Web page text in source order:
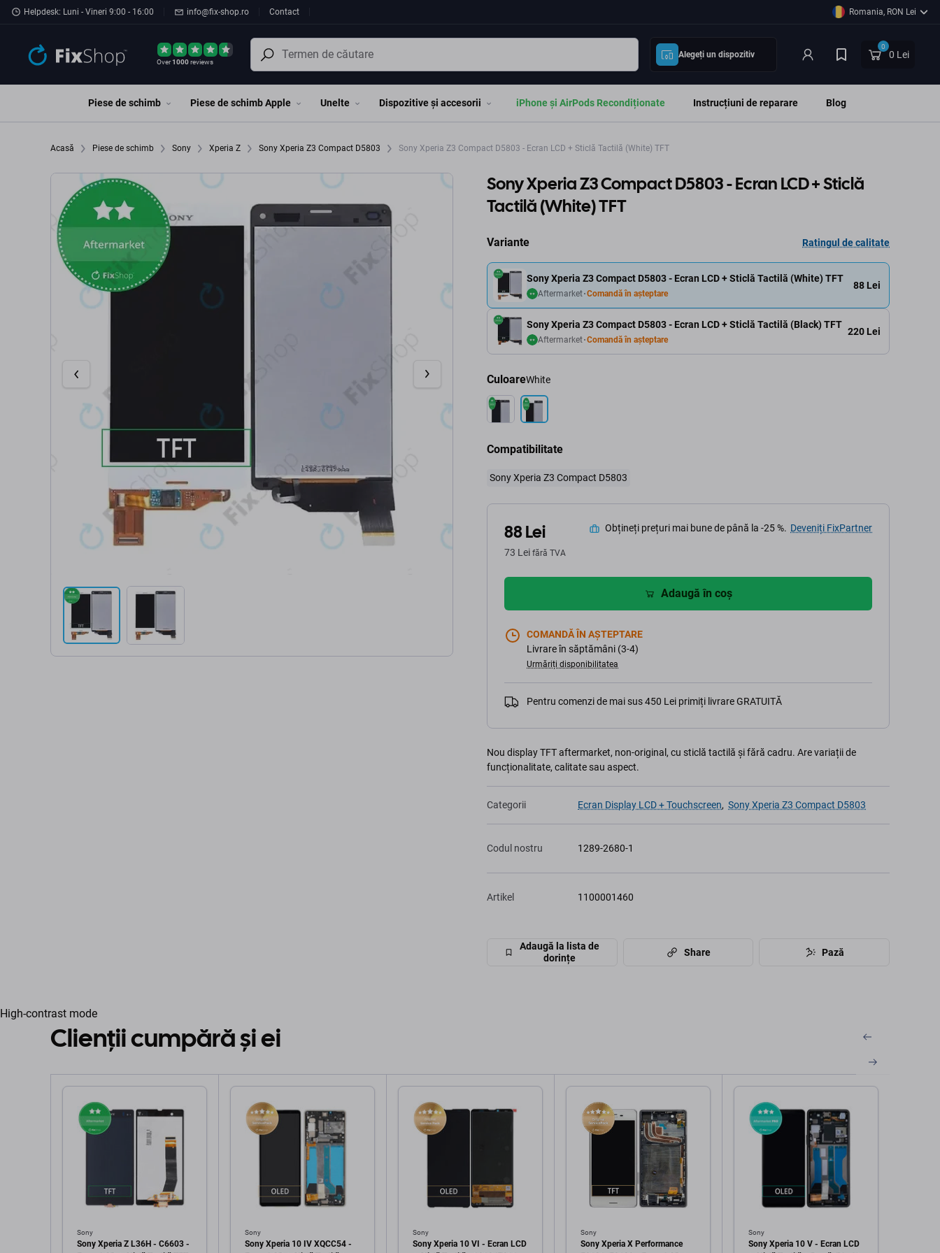
Preskočiť na hlavný obsah
Helpdesk: Luni - Vineri 9:00 - 16:00 info@fix-shop.ro Contact Romania, RON Lei
Over1000reviews
Alegeți un dispozitiv
0
0 Lei
Piese de schimb Piese de schimb Apple Unelte Dispozitive și accesorii iPhone și AirPods Recondiționate Instrucțiuni de reparare Blog
Acasă Piese de schimb Sony Xperia Z Sony Xperia Z3 Compact D5803 Sony Xperia Z3 Compact D5803 - Ecran LCD + Sticlă Tactilă (White) TFT
Sony Xperia Z3 Compact D5803 - Ecran LCD + Sticlă
Tactilă (White) TFT
Variante Ratingul de calitate
Sony Xperia Z3 Compact D5803 - Ecran LCD + Sticlă Tactilă (White) TFT
Aftermarket Comandă în așteptare
88 Lei
Sony Xperia Z3 Compact D5803 - Ecran LCD + Sticlă Tactilă (Black) TFT
Aftermarket Comandă în așteptare
220 Lei
CuloareWhite
Compatibilitate
Sony Xperia Z3 Compact D5803
88 Lei
73 Lei fără TVA
Obțineți prețuri mai bune de până la -25 %. Deveniți FixPartner
Adaugă în coș
COMANDĂ ÎN AȘTEPTARE
Livrare în săptămâni (3-4)
Urmăriți disponibilitatea
Pentru comenzi de mai sus 450 Lei primiți livrare GRATUITĂ
Nou display TFT aftermarket, non-original, cu sticlă tactilă și fără cadru. Are variații de
funcționalitate, calitate sau aspect.
Categorii Ecran Display LCD + Touchscreen, Sony Xperia Z3 Compact D5803
Codul nostru 1289-2680-1
Artikel 1100001460
Adaugă la lista de
dorințe
Share Pază
High-contrast mode
Clienții cumpără și ei
Sony
Sony Xperia Z L36H - C6603 -
Sony
Sony Xperia 10 IV XQCC54 -
Sony
Sony Xperia 10 VI - Ecran LCD
Sony
Sony Xperia X Performance
Sony
Sony Xperia 10 V - Ecran LCD